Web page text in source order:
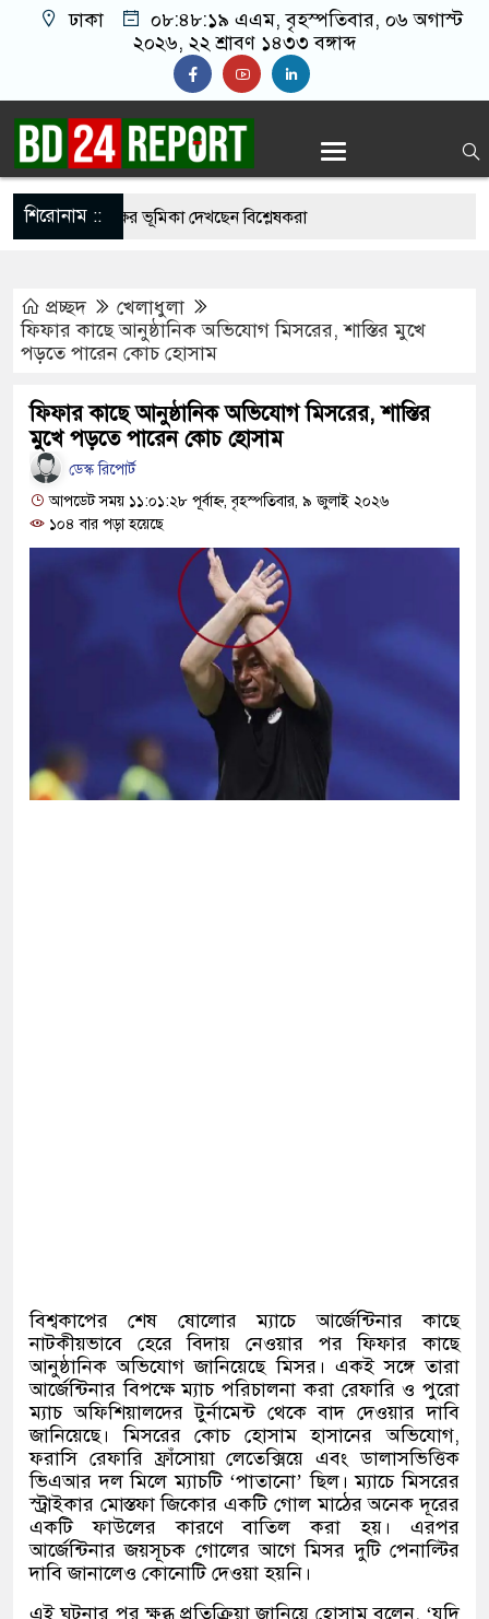
ঢাকা ০৮:৪৮:২০ এএম, বৃহস্পতিবার, ০৬ অগাস্ট
২০২৬, ২২ শ্রাবণ ১৪৩৩ বঙ্গাব্দ
শিরোনাম ::
তৃতীয় পক্ষের ভূমিকা দেখছেন বিশ্লেষকরা
পদক্ষেপের ইঙ্গিত নেতানিয়াহুর
জুলাই’ স্মারক তোরণে আগুনের ঘটনায় মামলা
করতে আসিনি, জনগণের দাবি নিয়ে এসেছি:
নিশ্চিতে ব্যর্থ বিএনপি সরকার
সঙ্গে এখন যোগাযোগ করা ‘খুব কঠিন’: ইরানি
ডকুমেন্টরি নিয়ে কড়া বার্তা দিলেন নুসরাত
প্রচ্ছদ
খেলাধুলা
ফিফার কাছে আনুষ্ঠানিক অভিযোগ মিসরের, শাস্তির মুখে
পড়তে পারেন কোচ হোসাম
ফিফার কাছে আনুষ্ঠানিক অভিযোগ মিসরের, শাস্তির
মুখে পড়তে পারেন কোচ হোসাম
ডেস্ক রিপোর্ট
আপডেট সময় ১১:০১:২৮ পূর্বাহ্ন, বৃহস্পতিবার, ৯ জুলাই ২০২৬
১০৪ বার পড়া হয়েছে
বিশ্বকাপের শেষ ষোলোর ম্যাচে আর্জেন্টিনার কাছে
নাটকীয়ভাবে হেরে বিদায় নেওয়ার পর ফিফার কাছে
আনুষ্ঠানিক অভিযোগ জানিয়েছে মিসর। একই সঙ্গে তারা
আর্জেন্টিনার বিপক্ষে ম্যাচ পরিচালনা করা রেফারি ও পুরো
ম্যাচ অফিশিয়ালদের টুর্নামেন্ট থেকে বাদ দেওয়ার দাবি
জানিয়েছে। মিসরের কোচ হোসাম হাসানের অভিযোগ,
ফরাসি রেফারি ফ্রাঁসোয়া লেতেক্সিয়ে এবং ডালাসভিত্তিক
ভিএআর দল মিলে ম্যাচটি‘পাতানো’ছিল। ম্যাচে মিসরের
স্ট্রাইকার মোস্তফা জিকোর একটি গোল মাঠের অনেক দূরের
একটি ফাউলের কারণে বাতিল করা হয়। এরপর
আর্জেন্টিনার জয়সূচক গোলের আগে মিসর দুটি পেনাল্টির
দাবি জানালেও কোনোটি দেওয়া হয়নি।
এই ঘটনার পর ক্ষুব্ধ প্রতিক্রিয়া জানিয়ে হোসাম বলেন, ‘যদি